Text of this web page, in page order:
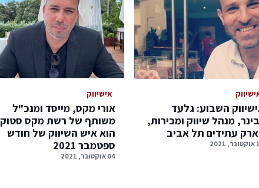
השבוע: גלעד
מנהל שיווק ומכירות,
עתידים תל אביב
אישיווק
אורי מקס, מייסד ומנכ"ל
משותף של רשת מקס סטוק
הוא איש השיווק של חודש
ספטמבר 2021
04 אוקטובר, 2021